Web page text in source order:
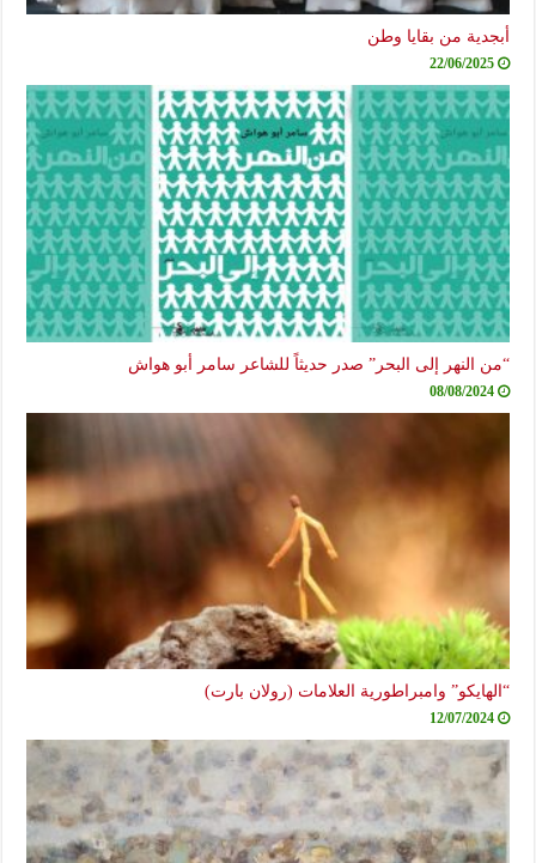
أبجدية من بقايا وطن
22/06/2025
“من النهر إلى البحر” صدر حديثاً للشاعر سامر أبو هواش
08/08/2024
“الهايكو” وامبراطورية العلامات (رولان بارت)
12/07/2024